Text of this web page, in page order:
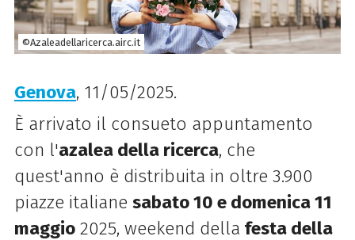
©Azaleadellaricerca.airc.it
Genova, 11/05/2025.
È arrivato il consueto appuntamento
con l'azalea della ricerca, che
quest'anno è distribuita in oltre 3.900
piazze italiane sabato 10 e domenica 11
maggio2025, weekend della festa della